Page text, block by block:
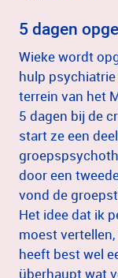
5 dagen
Wieke wordt
hulp
terrein van het
5 dagen bij de
start ze een
door een
vond de
Het idee dat ik
moest
heeft best wel
überhaupt wat